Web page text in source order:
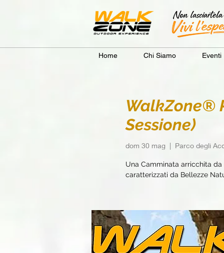
Home Chi Siamo Eventi
WalkZone®
Sessione)
dom 30 mag
  |
Parco degli
Una Camminata arricchita
caratterizzati da Bellezze